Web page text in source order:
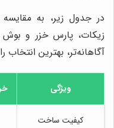
در جدول زیر، به
زیکات، پارس خزر و بوش
آگاهانه‌تر، بهترین انتخاب
ویژگی
کیفیت ساخت